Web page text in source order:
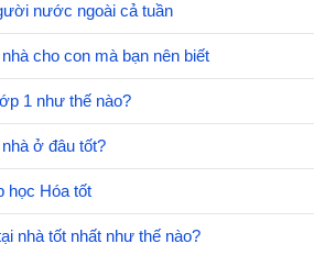
nước ngoài cả tuần
cho con mà bạn nên biết
1 như thế nào?
ở đâu tốt?
học Hóa tốt
nhà tốt nhất như thế nào?